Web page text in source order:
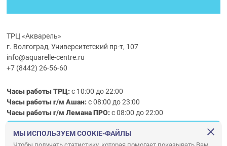
ТРЦ «Акварель»
г. Волгоград, Университетский пр-т, 107
info@aquarelle-centre.ru
+7 (8442) 26-56-60
Часы работы ТРЦ:с 10:00 до 22:00
Часы работы г/м Ашан:с 08:00 до 23:00
Часы работыг/мЛемана ПРО:с 08:00 до 22:00
Правила посещения ТРЦ «Акварель»
МЫ ИСПОЛЬЗУЕМ COOKIE-ФАЙЛЫ